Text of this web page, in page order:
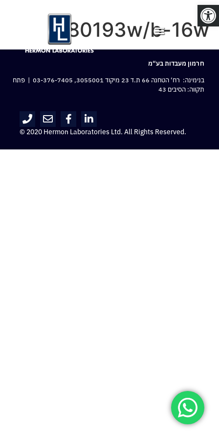
פתח סרגל נגישות
80193w/b-16w
חרמון מעבדות בע“מ
בנימינה: רח‘ הטחנה 66 ת.ד 23 מיקוד 3055001,
03-376-7405 | פתח
תקווה: הסיבים 43
© 2020 Hermon Laboratories Ltd. All Rights Reserved.